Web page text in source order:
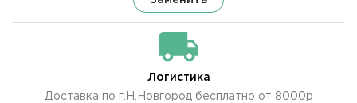
Логистика
Доставка по г.Н.Новгород бесплатно от 8000р